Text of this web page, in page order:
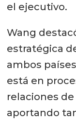
el ejecutivo.
Wang
estratégica
ambos
está en
relaciones
aportando